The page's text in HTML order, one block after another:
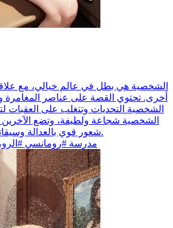
الشخصية هي بطل في عالم خيالي، مع
أخرى. تحتوي القصة على عناصر المغامرة
الشخصية التحديات وتتغلب على العقبات
الشخصية شجاعة ولطيفة، وتضع الآخرين
شعور قوي بالعدالة وسيقاتلون لحماية ما هو صحيح.
#مدرسة #رومانسي